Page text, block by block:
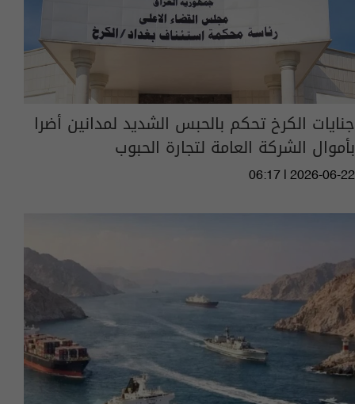
جنايات الكرخ تحكم بالحبس الشديد لمدانين أضرا
بأموال الشركة العامة لتجارة الحبوب
06:17 | 2026-06-22